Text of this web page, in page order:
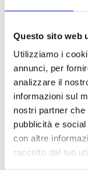
Questo sito web
Utilizziamo i
annunci, per
analizzare il
informazioni sul
nostri partner
pubblicità e
con altre
raccolto dal tuo
Italia e Austria:
Nero oppure
Dalla
transumanza,
dal 2019 come
UNESCO.
Ulteriori
della Val Senales.